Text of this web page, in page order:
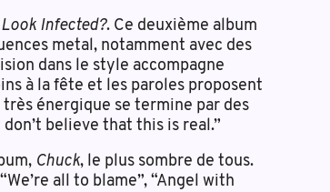
Look Infected?. Ce deuxième album
metal, notamment avec des
dans le style accompagne
à la fête et les paroles proposent
très énergique se termine par des
believe that this is real.”
Chuck, le plus sombre de tous.
all to blame”, “Angel with